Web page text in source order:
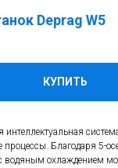
Deprag W5
КУПИТЬ
процессы. Благодаря 5-
водяным охлаждением